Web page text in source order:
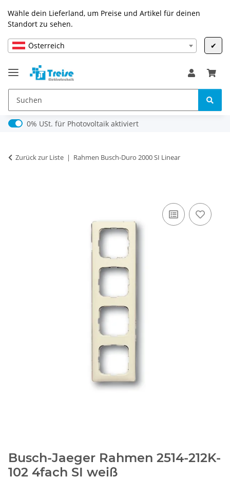
Wähle dein Lieferland, um Preise und Artikel für deinen
Standort zu sehen.
Österreich ✔
0% USt. für Photovoltaik (§ 12 Abs. 3 UStG)
0% USt. für Photovoltaik aktiviert
Zurück zur Liste Rahmen Busch-Duro 2000 SI Linear
Busch-Jaeger Rahmen 2514-212K-
102 4fach SI weiß